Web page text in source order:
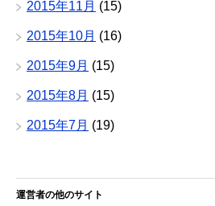
2015年11月 (15)
2015年10月 (16)
2015年9月 (15)
2015年8月 (15)
2015年7月 (19)
運営者の他のサイト